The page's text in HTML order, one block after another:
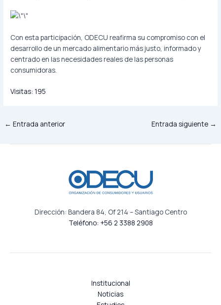
Con esta participación, ODECU reafirma su compromiso con el
desarrollo de un mercado alimentario más justo, informado y
centrado en las necesidades reales de las personas
consumidoras.
Visitas: 195
← Entrada anterior Entrada siguiente →
Dirección: Bandera 84, Of 214 – Santiago Centro
Teléfono: +56 2 3388 2908
Institucional
Noticias